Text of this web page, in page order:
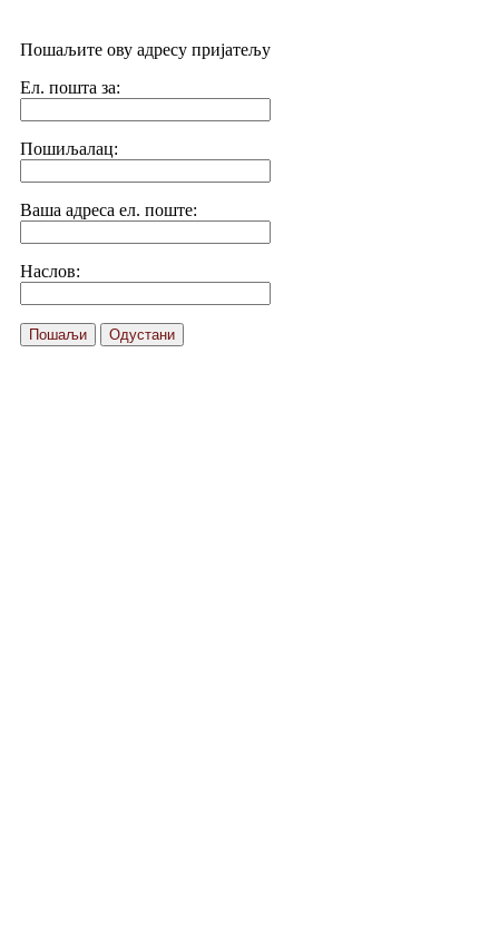
Пошаљите ову адресу пријатељу
Ел. пошта за:
Пошиљалац:
Ваша адреса ел. поште:
Наслов:
Пошаљи Одустани